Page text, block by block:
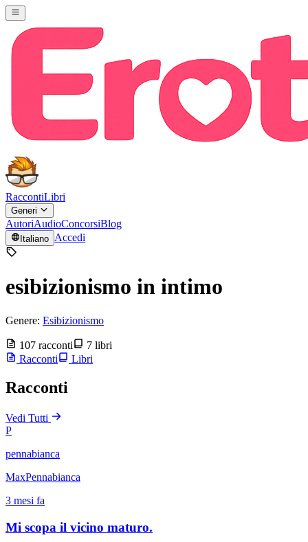
RaccontiLibri
Generi
AutoriAudioConcorsiBlog
Italiano Accedi
esibizionismo in intimo
Genere: Esibizionismo
107 racconti
7 libri
Racconti
Libri
Racconti
Vedi Tutti
P
pennabianca
MaxPennabianca
3 mesi fa
Mi scopa il vicino maturo.